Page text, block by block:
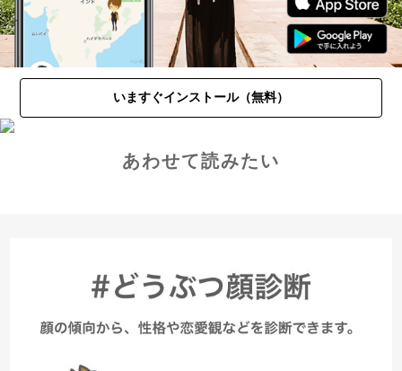
いますぐインストール（無料）
あわせて読みたい